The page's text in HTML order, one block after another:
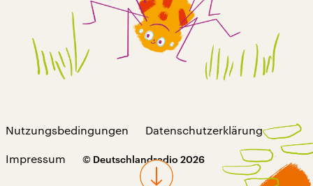
Nutzungsbedingungen Datenschutzerklärung
Impressum © Deutschlandradio 2026